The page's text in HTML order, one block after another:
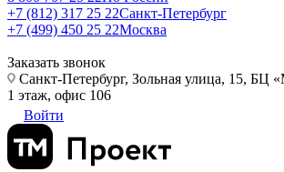
+7 (812) 317 25 22Санкт-Петербург
+7 (499) 450 25 22Москва
Заказать звонок
Санкт-Петербург, Зольная улица, 15, БЦ
1 этаж, офис 106
Войти